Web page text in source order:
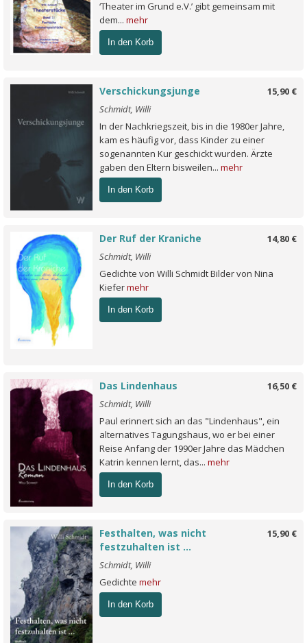
‘Theater im Grund e.V.’ gibt gemeinsam mit
dem... mehr
In den Korb
15,90 €
Verschickungsjunge
Schmidt, Willi
In der Nachkriegszeit, bis in die 1980er Jahre,
kam es häufig vor, dass Kinder zu einer
sogenannten Kur geschickt wurden. Ärzte
gaben den Eltern bisweilen... mehr
In den Korb
14,80 €
Der Ruf der Kraniche
Schmidt, Willi
Gedichte von Willi Schmidt Bilder von Nina
Kiefermehr
In den Korb
16,50 €
Das Lindenhaus
Schmidt, Willi
Paul erinnert sich an das "Lindenhaus", ein
alternatives Tagungshaus, wo er bei einer
Reise Anfang der 1990er Jahre das Mädchen
Katrin kennen lernt, das... mehr
In den Korb
15,90 €
Festhalten, was nicht
festzuhalten ist ...
Schmidt, Willi
Gedichte mehr
In den Korb